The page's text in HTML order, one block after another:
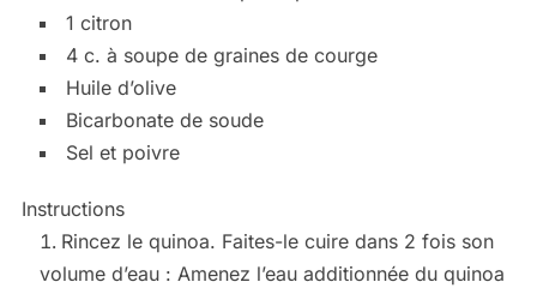
1 citron
4 c. à soupe de graines de courge
Huile d’olive
Bicarbonate de soude
Sel et poivre
Instructions
Rincez le quinoa. Faites-le cuire dans 2 fois son
volume d’eau : Amenez l’eau additionnée du quinoa